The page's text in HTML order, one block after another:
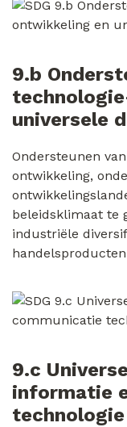
9.b
universele
Ondersteunen
ontwikkeling,
beleidsklimaat te
industriële
9.c
informatie
technologie